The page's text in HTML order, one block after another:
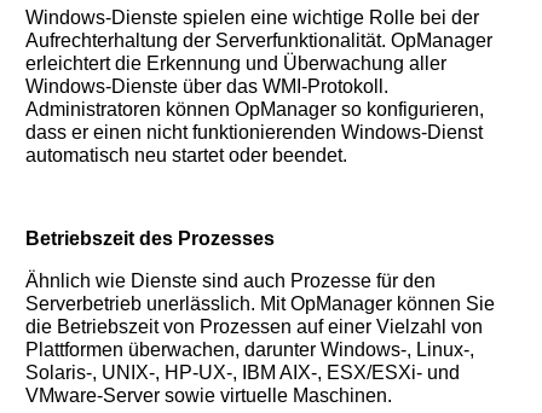
Windows-Dienste spielen eine wichtige Rolle bei der
Aufrechterhaltung der Serverfunktionalität. OpManager
erleichtert die Erkennung und Überwachung aller
Windows-Dienste über das WMI-Protokoll.
Administratoren können OpManager so konfigurieren,
dass er einen nicht funktionierenden Windows-Dienst
automatisch neu startet oder beendet.
Betriebszeit des Prozesses
Ähnlich wie Dienste sind auch Prozesse für den
Serverbetrieb unerlässlich. Mit OpManager können Sie
die Betriebszeit von Prozessen auf einer Vielzahl von
Plattformen überwachen, darunter Windows-, Linux-,
Solaris-, UNIX-, HP-UX-, IBM AIX-, ESX/ESXi- und
VMware-Server sowie virtuelle Maschinen.